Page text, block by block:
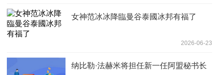
女神范冰冰降臨曼谷泰國冰邦有福了
2026-06-23
纳比勒·法赫米将担任新一任阿盟秘书长